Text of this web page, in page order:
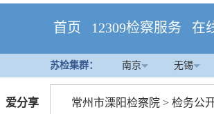
爱分享
首页 12309检察服务 在
苏检集群： 南京 无锡
常州市溧阳检察院 > 检务公